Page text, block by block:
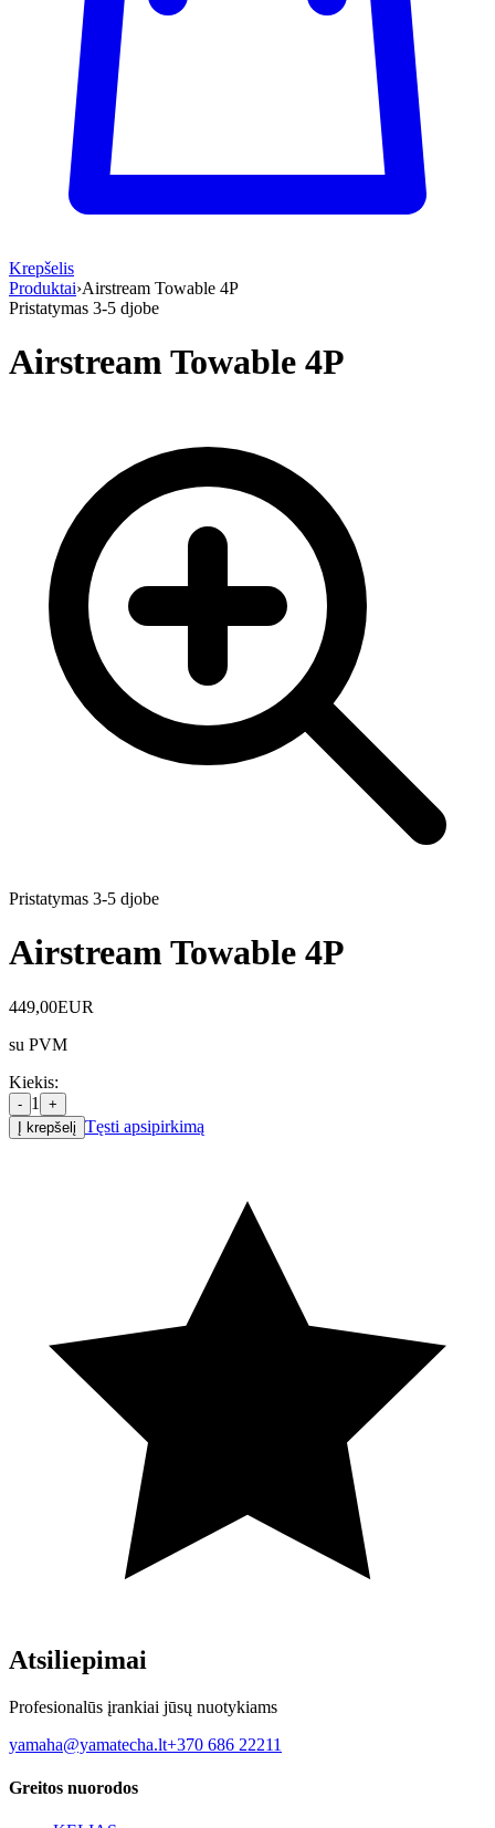
Krepšelis
Produktai›Airstream Towable 4P
Pristatymas 3-5 djobe
Airstream Towable 4P
Pristatymas 3-5 djobe
Airstream Towable 4P
449,00EUR
su PVM
Kiekis:
- 1
+
Į krepšelį Tęsti apsipirkimą
Atsiliepimai
Profesionalūs įrankiai jūsų nuotykiams
yamaha@yamatecha.lt+370 686 22211
Greitos nuorodos